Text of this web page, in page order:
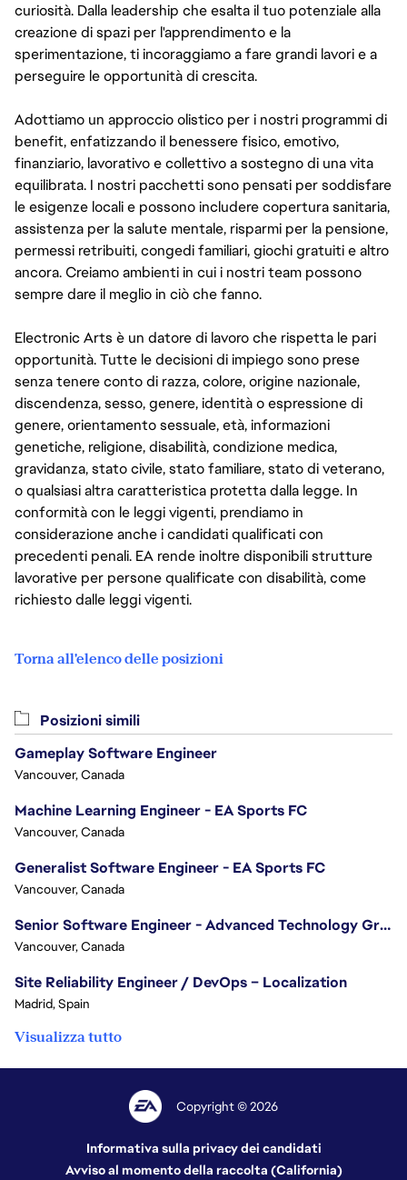
curiosità. Dalla leadership che esalta il tuo potenziale alla
creazione di spazi per l'apprendimento e la
sperimentazione, ti incoraggiamo a fare grandi lavori e a
perseguire le opportunità di crescita.
Adottiamo un approccio olistico per i nostri programmi di
benefit, enfatizzando il benessere fisico, emotivo,
finanziario, lavorativo e collettivo a sostegno di una vita
equilibrata. I nostri pacchetti sono pensati per soddisfare
le esigenze locali e possono includere copertura sanitaria,
assistenza per la salute mentale, risparmi per la pensione,
permessi retribuiti, congedi familiari, giochi gratuiti e altro
ancora. Creiamo ambienti in cui i nostri team possono
sempre dare il meglio in ciò che fanno.
Electronic Arts è un datore di lavoro che rispetta le pari
opportunità. Tutte le decisioni di impiego sono prese
senza tenere conto di razza, colore, origine nazionale,
discendenza, sesso, genere, identità o espressione di
genere, orientamento sessuale, età, informazioni
genetiche, religione, disabilità, condizione medica,
gravidanza, stato civile, stato familiare, stato di veterano,
o qualsiasi altra caratteristica protetta dalla legge. In
conformità con le leggi vigenti, prendiamo in
considerazione anche i candidati qualificati con
precedenti penali. EA rende inoltre disponibili strutture
lavorative per persone qualificate con disabilità, come
richiesto dalle leggi vigenti.
Torna all'elenco delle posizioni
Posizioni simili
Gameplay Software Engineer
Vancouver, Canada
Machine Learning Engineer - EA Sports FC
Vancouver, Canada
Generalist Software Engineer - EA Sports FC
Vancouver, Canada
Senior Software Engineer - Advanced Technology Group
Vancouver, Canada
Site Reliability Engineer / DevOps – Localization
Madrid, Spain
Visualizza tutto
Copyright © 2026
Informativa sulla privacy dei candidati
Avviso al momento della raccolta (California)